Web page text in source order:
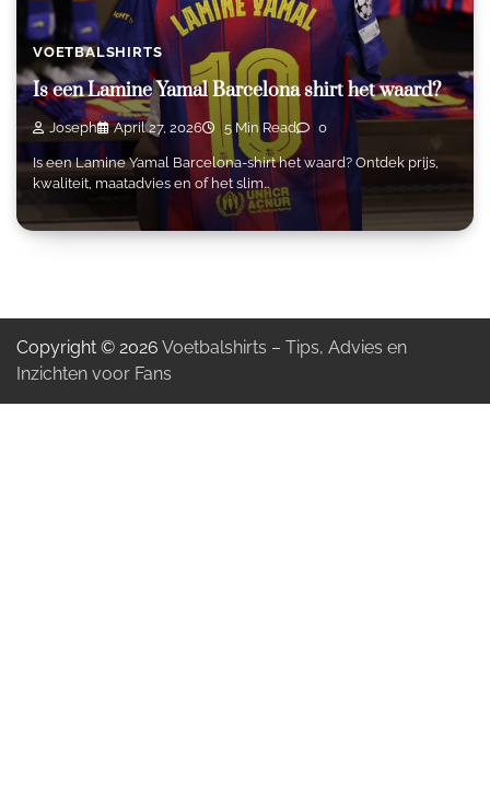
VOETBALSHIRTS
Is een Lamine Yamal Barcelona shirt het waard?
Joseph April 27, 2026 5 Min Read 0
Is een Lamine Yamal Barcelona-shirt het waard? Ontdek prijs,
kwaliteit, maatadvies en of het slim…
Copyright © 2026 Voetbalshirts – Tips, Advies en
Inzichten voor Fans